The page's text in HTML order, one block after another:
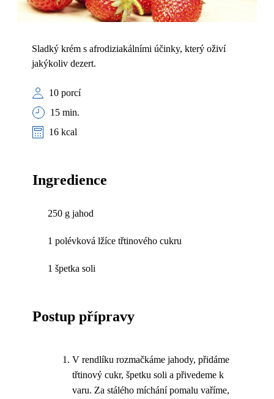
Sladký krém s afrodiziakálními účinky, který oživí
jakýkoliv dezert.
10 porcí
15 min.
16 kcal
Ingredience
250 g jahod
1 polévková lžíce třtinového cukru
1 špetka soli
Postup přípravy
V rendlíku rozmačkáme jahody, přidáme
třtinový cukr, špetku soli a přivedeme k
varu. Za stálého míchání pomalu vaříme,